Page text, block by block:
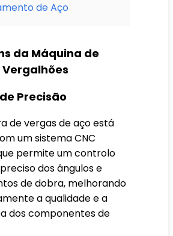
de Aço
da Máquina de
Precisão
de vergas de aço está
um sistema CNC
permite um controlo
dos ângulos e
de dobra, melhorando
a qualidade e a
dos componentes de